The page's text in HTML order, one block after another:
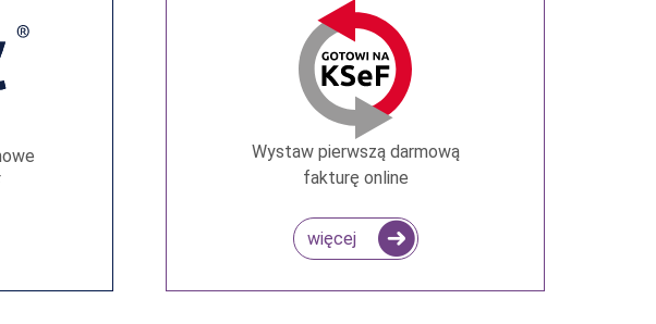
Wystaw pierwszą darmową
fakturę online
więcej